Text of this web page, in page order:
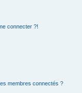
connecter ?!
membres connectés ?